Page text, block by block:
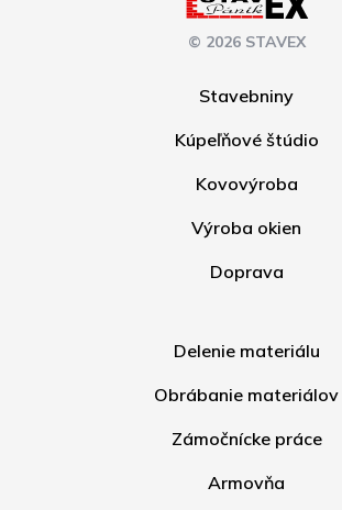
© 2026 STAVEX
Stavebniny
Kúpeľňové štúdio
Kovovýroba
Výroba okien
Doprava
Delenie materiálu
Obrábanie materiálov
Zámočnícke práce
Armovňa